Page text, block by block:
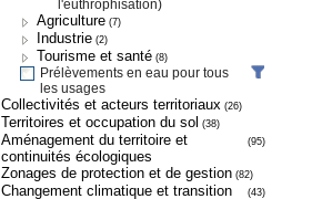
l'euthrophisation)
Agriculture (7)
Industrie (2)
Tourisme et santé (8)
Prélèvements en eau pour tous
les usages
Collectivités et acteurs territoriaux (26)
Territoires et occupation du sol (38)
Aménagement du territoire et
continuités écologiques
(95)
Zonages de protection et de gestion (82)
Changement climatique et transition (43)